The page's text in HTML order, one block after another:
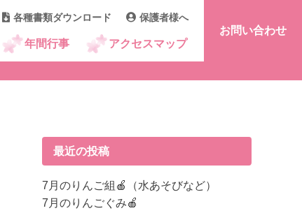
各種書類ダウンロード 保護者様へ
年間行事 アクセスマップ
お問い合わせ
最近の投稿
7月のりんご組🍎（水あそびなど）
7月のりんごぐみ🍎